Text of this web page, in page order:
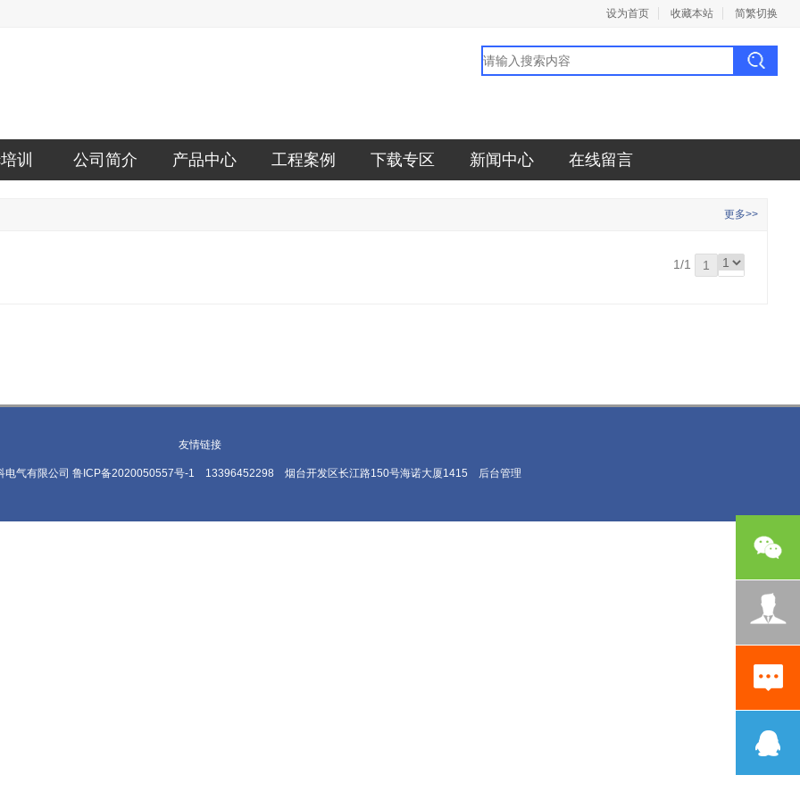
设为首页 收藏本站 简繁切换
训 公司简介 产品中心 工程案例 下载专区 新闻中心 在线留言
更多>>
1/1 1
友情链接
气有限公司 鲁ICP备2020050557号-1 13396452298 烟台开发区长江路150号海诺大厦1415 后台管理